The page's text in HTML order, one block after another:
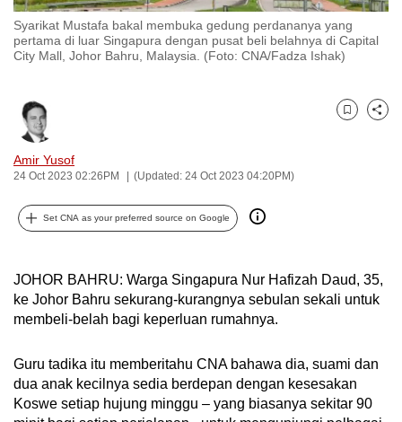
Syarikat Mustafa bakal membuka gedung perdananya yang
pertama di luar Singapura dengan pusat beli belahnya di Capital
City Mall, Johor Bahru, Malaysia. (Foto: CNA/Fadza Ishak)
Amir Yusof
24 Oct 2023 02:26PM (Updated: 24 Oct 2023 04:20PM)
Bookmark
Share
Set CNA as your preferred source on Google
JOHOR BAHRU: Warga Singapura Nur Hafizah Daud, 35,
ke Johor Bahru sekurang-kurangnya sebulan sekali untuk
membeli-belah bagi keperluan rumahnya.
Guru tadika itu memberitahu CNA bahawa dia, suami dan
dua anak kecilnya sedia berdepan dengan kesesakan
Koswe setiap hujung minggu – yang biasanya sekitar 90
fast,
secure
and
it
can
possibly
To
upgrade
to
a
browser
or,
for